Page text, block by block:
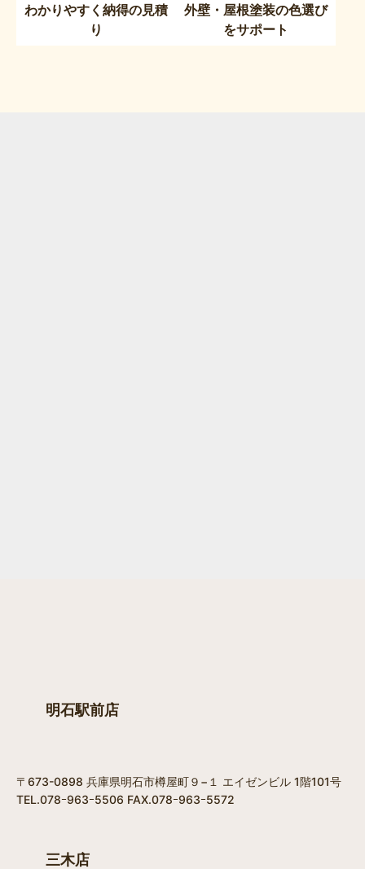
わかりやすく納得の見積
り
外壁・屋根塗装の色選び
をサポート
明石駅前店
〒673-0898 兵庫県明石市樽屋町９−１ エイゼンビル 1階101号
TEL.078ｰ963ｰ5506 FAX.078ｰ963ｰ5572
三木店